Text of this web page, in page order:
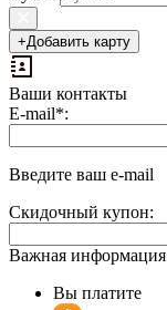
+Добавить карту
Ваши контакты
Выплаты
доп.
поле:
E-mail*:
Введите ваш e-mail
Скидочный купон:
Важная информация
Вы платите